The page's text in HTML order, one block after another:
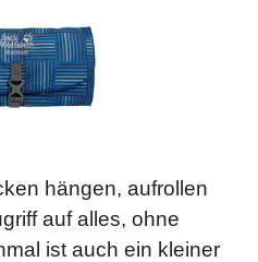
hängen, aufrollen
auf alles, ohne
ist auch ein kleiner